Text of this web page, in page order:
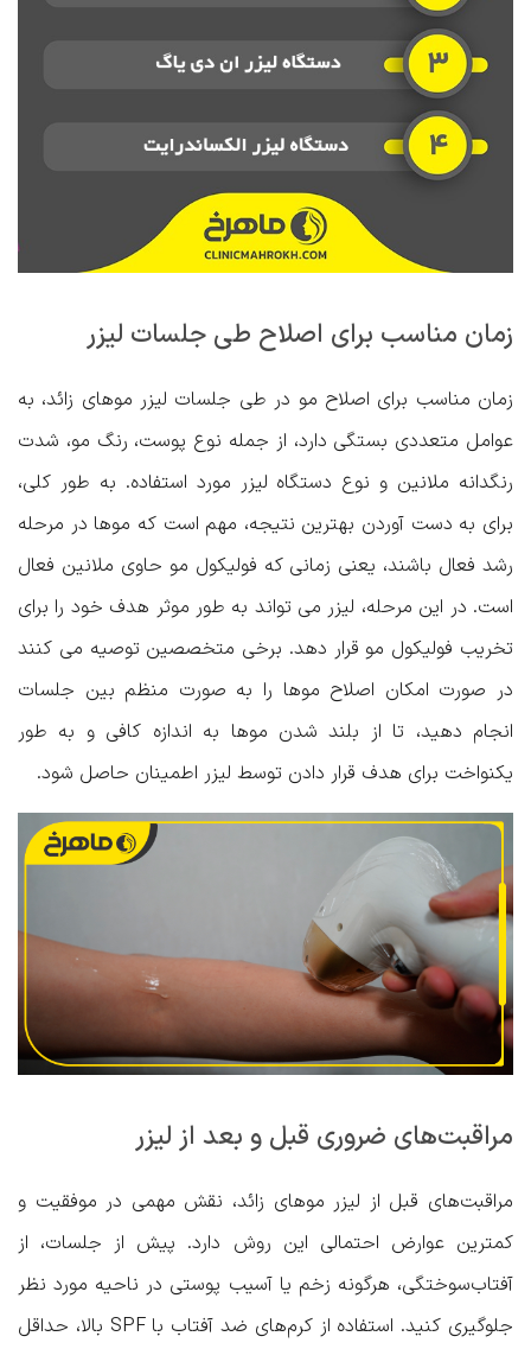
زمان مناسب برای اصلاح طی جلسات لیزر
زمان مناسب برای اصلاح مو در طی جلسات لیزر موهای زائد، به
عوامل متعددی بستگی دارد، از جمله نوع پوست، رنگ مو، شدت
رنگدانه ملانین و نوع دستگاه لیزر مورد استفاده. به طور کلی،
برای به دست آوردن بهترین نتیجه، مهم است که موها در مرحله
رشد فعال باشند، یعنی زمانی که فولیکول مو حاوی ملانین فعال
است. در این مرحله، لیزر می تواند به طور موثر هدف خود را برای
تخریب فولیکول مو قرار دهد. برخی متخصصین توصیه می کنند
در صورت امکان اصلاح موها را به صورت منظم بین جلسات
انجام دهید، تا از بلند شدن موها به اندازه کافی و به طور
یکنواخت برای هدف قرار دادن توسط لیزر اطمینان حاصل شود.
مراقبت‌های ضروری قبل و بعد از لیزر
مراقبت‌های قبل از لیزر موهای زائد، نقش مهمی در موفقیت و
کمترین عوارض احتمالی این روش دارد. پیش از جلسات، از
آفتاب‌سوختگی، هرگونه زخم یا آسیب پوستی در ناحیه مورد نظر
جلوگیری کنید. استفاده از کرم‌های ضد آفتاب با SPF بالا، حداقل